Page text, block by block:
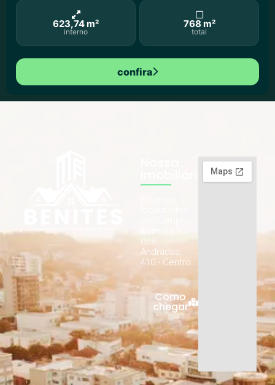
623,74 m²
interno
768 m²
total
confira
dos
Andradas,
410 - Centro.
Como
chegar